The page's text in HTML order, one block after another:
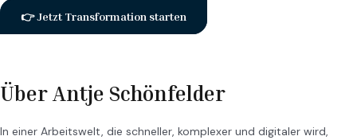
👉 Jetzt Transformation starten
Über Antje Schönfelder
In einer Arbeitswelt, die schneller, komplexer und digitaler wird,